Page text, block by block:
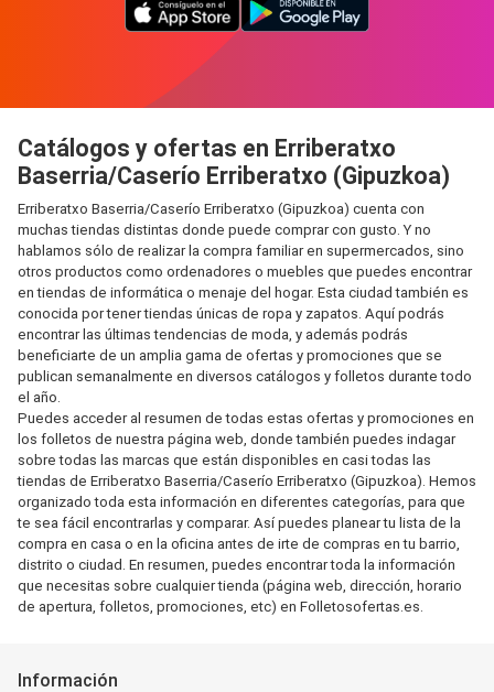
Catálogos y ofertas en Erriberatxo
Baserria/Caserío Erriberatxo (Gipuzkoa)
Erriberatxo Baserria/Caserío Erriberatxo (Gipuzkoa) cuenta con
muchas tiendas distintas donde puede comprar con gusto. Y no
hablamos sólo de realizar la compra familiar en supermercados, sino
otros productos como ordenadores o muebles que puedes encontrar
en tiendas de informática o menaje del hogar. Esta ciudad también es
conocida por tener tiendas únicas de ropa y zapatos. Aquí podrás
encontrar las últimas tendencias de moda, y además podrás
beneficiarte de un amplia gama de ofertas y promociones que se
publican semanalmente en diversos catálogos y folletos durante todo
el año.
Puedes acceder al resumen de todas estas ofertas y promociones en
los folletos de nuestra página web, donde también puedes indagar
sobre todas las marcas que están disponibles en casi todas las
tiendas de Erriberatxo Baserria/Caserío Erriberatxo (Gipuzkoa). Hemos
organizado toda esta información en diferentes categorías, para que
te sea fácil encontrarlas y comparar. Así puedes planear tu lista de la
compra en casa o en la oficina antes de irte de compras en tu barrio,
distrito o ciudad. En resumen, puedes encontrar toda la información
que necesitas sobre cualquier tienda (página web, dirección, horario
de apertura, folletos, promociones, etc) en Folletosofertas.es.
Información